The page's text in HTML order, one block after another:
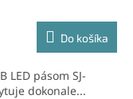
Do košíka
pásom SJ-
dokonale...